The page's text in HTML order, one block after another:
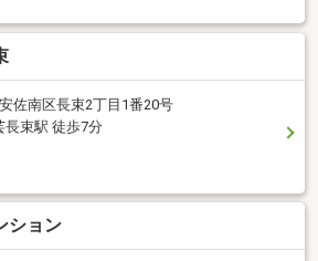
佐南区長束2丁目1番20号
長束駅 徒歩7分
ション